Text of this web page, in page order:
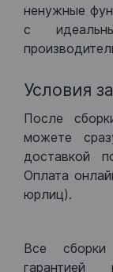
ненужные
с
Условия
После
можете
доставкой
Оплата
юрлиц).
Все сборки